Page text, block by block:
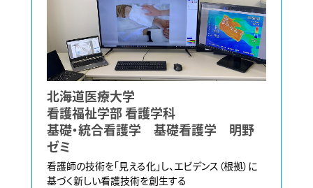
北海道医療大学
看護福祉学部 看護学科
基礎・統合看護学 基礎看護学 明野
ゼミ
看護師の技術を「見える化」し、エビデンス（根拠）に
基づく新しい看護技術を創生する